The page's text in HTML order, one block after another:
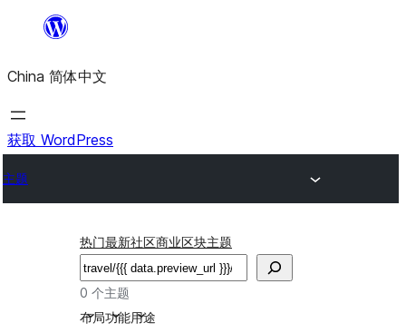
内
容
China 简体中文
获取 WordPress
主题
热门最新社区商业区块主题
搜
索
0 个主题
布局功能用途